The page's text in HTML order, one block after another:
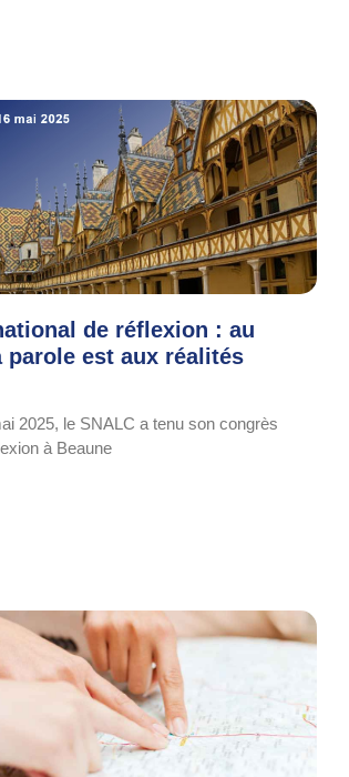
de réflexion : au
parole est aux réalités
2025, le SNALC a tenu son congrès
à Beaune